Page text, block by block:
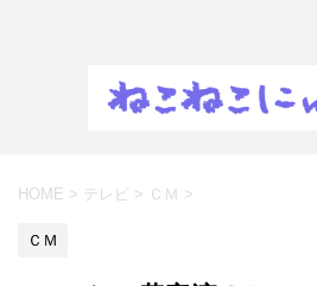
HOME > テレビ > ＣＭ >
ＣＭ